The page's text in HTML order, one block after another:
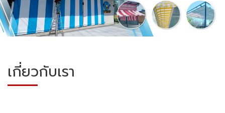
เกี่ยวกับเรา